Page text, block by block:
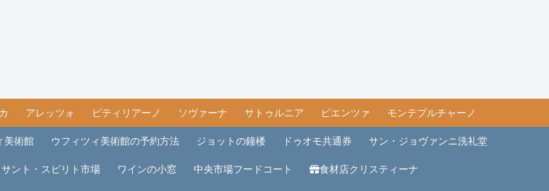
アレッツォ ピティリアーノ ソヴァーナ サトゥルニア ピエンツァ モンテプルチャーノ
美術館 ウフィツィ美術館の予約方法 ジョットの鐘楼 ドゥオモ共通券 サン・ジョヴァンニ洗礼堂
サント・スピリト市場 ワインの小窓 中央市場フードコート 食材店クリスティーナ